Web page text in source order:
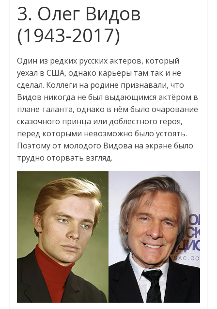
3. Олег Видов
(1943-2017)
Один из редких русских актёров, который
уехал в США, однако карьеры там так и не
сделал. Коллеги на родине признавали, что
Видов никогда не был выдающимся актёром в
плане таланта, однако в нём было очарование
сказочного принца или доблестного героя,
перед которыми невозможно было устоять.
Поэтому от молодого Видова на экране было
трудно оторвать взгляд.